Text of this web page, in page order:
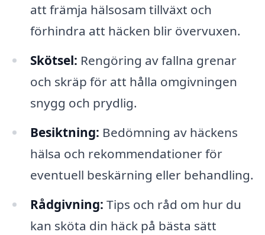
att främja hälsosam tillväxt och
förhindra att häcken blir övervuxen.
Skötsel: Rengöring av fallna grenar
och skräp för att hålla omgivningen
snygg och prydlig.
Besiktning: Bedömning av häckens
hälsa och rekommendationer för
eventuell beskärning eller behandling.
Rådgivning: Tips och råd om hur du
kan sköta din häck på bästa sätt